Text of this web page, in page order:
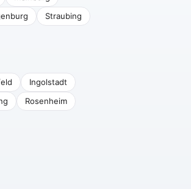
Straubing
Ingolstadt
Rosenheim